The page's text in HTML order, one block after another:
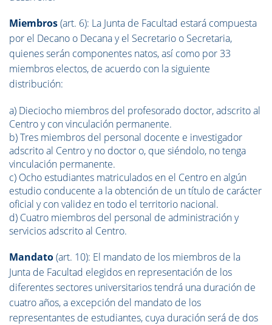
Miembros(art. 6): La Junta de Facultad estará compuesta
por el Decano o Decana y el Secretario o Secretaria,
quienes serán componentes natos, así como por 33
miembros electos, de acuerdo con la siguiente
distribución:
a) Dieciocho miembros del profesorado doctor, adscrito al
Centro y con vinculación permanente.
b) Tres miembros del personal docente e investigador
adscrito al Centro y no doctor o, que siéndolo, no tenga
vinculación permanente.
c) Ocho estudiantes matriculados en el Centro en algún
estudio conducente a la obtención de un título de carácter
oficial y con validez en todo el territorio nacional.
d) Cuatro miembros del personal de administración y
servicios adscrito al Centro.
Mandato(art. 10): El mandato de los miembros de la
Junta de Facultad elegidos en representación de los
diferentes sectores universitarios tendrá una duración de
cuatro años, a excepción del mandato de los
representantes de estudiantes, cuya duración será de dos